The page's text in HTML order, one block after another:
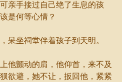
亲手接过自己绝了生息的孩
是何等心情？
坐祠堂伴着孩子到天明。
颤动的肩，他仰首，来不及
欲避，她不让，扳回他，紧紧